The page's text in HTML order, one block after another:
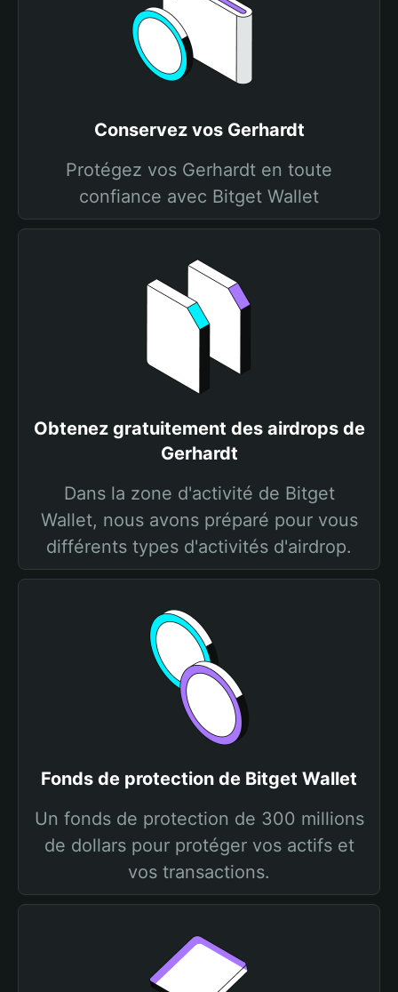
Conservez vos Gerhardt
Protégez vos Gerhardt en toute
confiance avec Bitget Wallet
Obtenez gratuitement des airdrops de
Gerhardt
Dans la zone d'activité de Bitget
Wallet, nous avons préparé pour vous
différents types d'activités d'airdrop.
Fonds de protection de Bitget Wallet
Un fonds de protection de 300 millions
de dollars pour protéger vos actifs et
vos transactions.